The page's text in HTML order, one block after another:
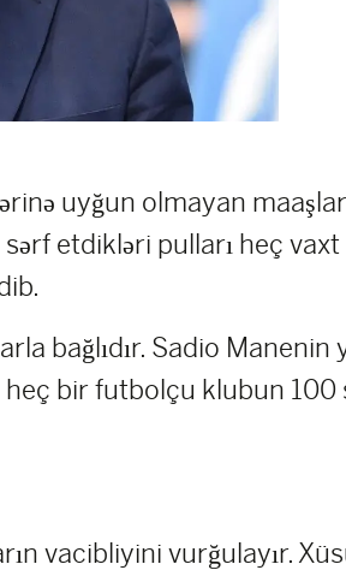
uyğun olmayan
etdikləri pulları heç vaxt
bağlıdır. Sadio
bir futbolçu klubun 100
vacibliyini vurğulayır.